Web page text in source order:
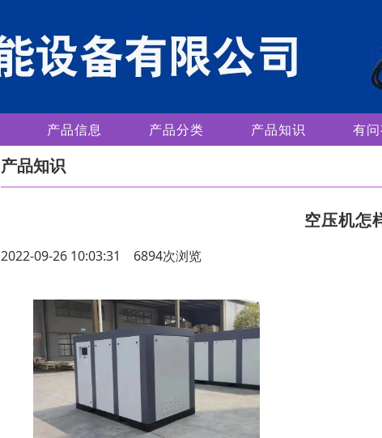
产品信息 产品分类 产品知识 有
产品知识
空压机怎
2022-09-26 10:03:31 6894次浏览